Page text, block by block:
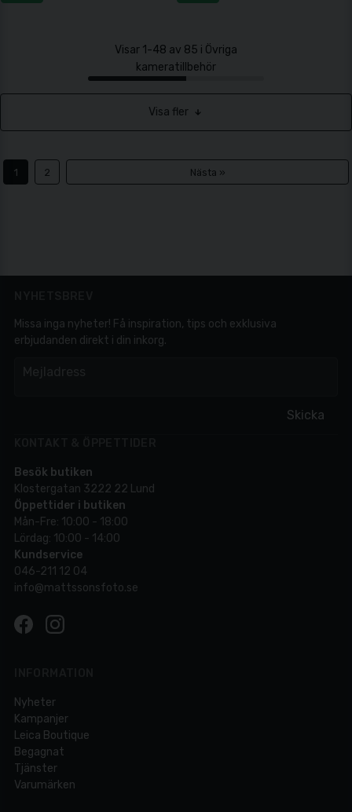
Visar 1-48 av 85 i Övriga
kameratillbehör
Visa fler
1 2 Nästa »
Skicka
Missa inga nyheter! Få inspiration, tips och exklusiva
erbjudanden direkt i din inkorg.
Besök butiken
Klostergatan 3222 22 Lund
Öppettider i butiken
Mån-Fre: 10:00 - 18:00
Lördag: 10:00 - 14:00
Kundservice
046-211 12 04
info@mattssonsfoto.se
Nyheter
Kampanjer
Leica Boutique
Begagnat
Tjänster
Varumärken